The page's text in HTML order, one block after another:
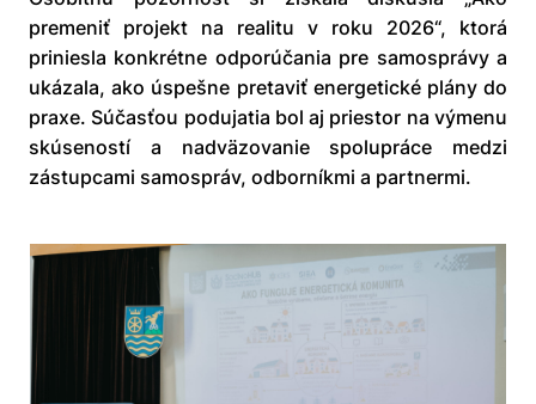
premeniť projekt na realitu v roku 2026“, ktorá
priniesla konkrétne odporúčania pre samosprávy a
ukázala, ako úspešne pretaviť energetické plány do
praxe. Súčasťou podujatia bol aj priestor na výmenu
skúseností a nadväzovanie spolupráce medzi
zástupcami samospráv, odborníkmi a partnermi.